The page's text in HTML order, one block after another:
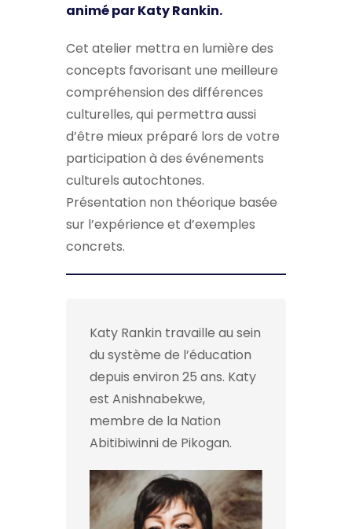
animé par Katy Rankin.
Cet atelier mettra en lumière des
concepts favorisant une meilleure
compréhension des différences
culturelles, qui permettra aussi
d’être mieux préparé lors de votre
participation à des événements
culturels autochtones.
Présentation non théorique basée
sur l’expérience et d’exemples
concrets.
Katy Rankin travaille au sein
du système de l’éducation
depuis environ 25 ans. Katy
est Anishnabekwe,
membre de la Nation
Abitibiwinni de Pikogan.